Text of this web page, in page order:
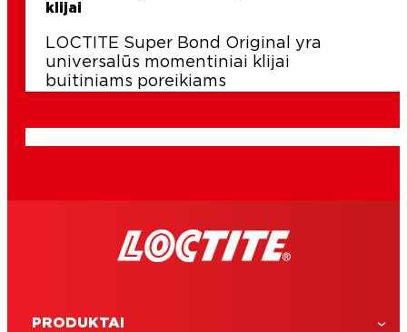
klijai
LOCTITE Super Bond Original yra
universalūs momentiniai klijai
buitiniams poreikiams
PRODUKTAI